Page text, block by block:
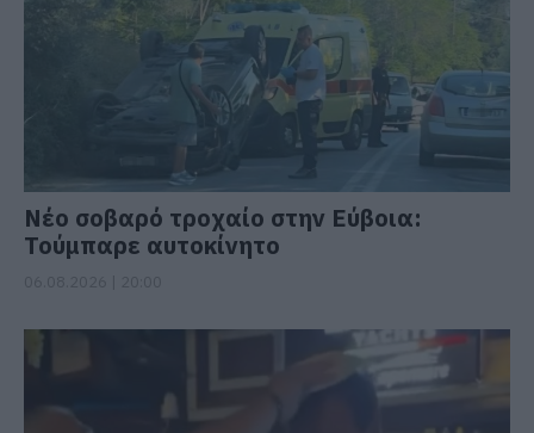
Νέο σοβαρό τροχαίο στην Εύβοια:
Τούμπαρε αυτοκίνητο